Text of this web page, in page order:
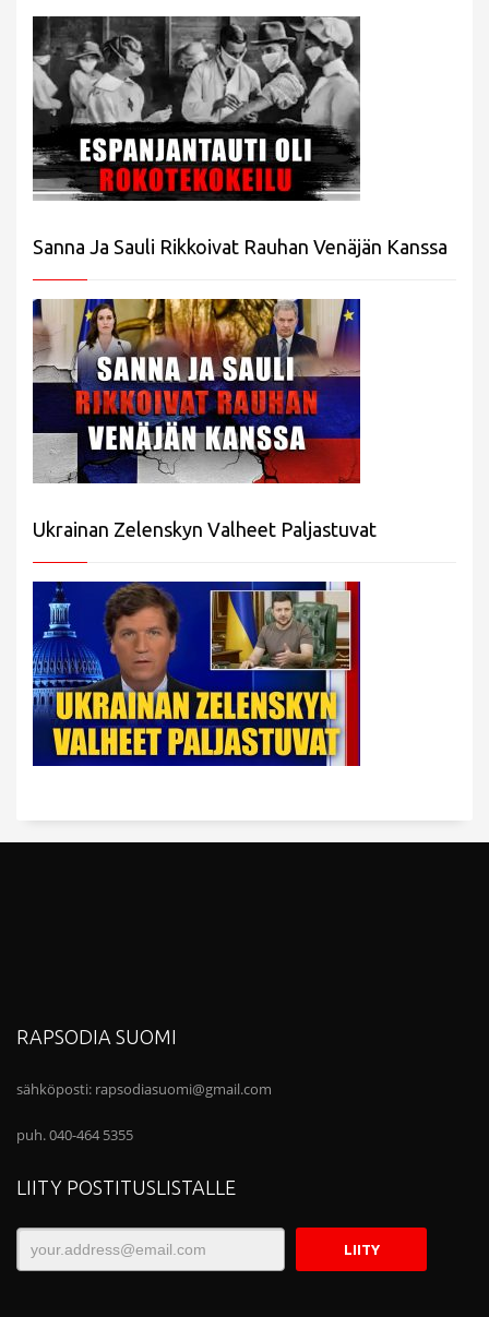
Sanna Ja Sauli Rikkoivat Rauhan Venäjän Kanssa
Ukrainan Zelenskyn Valheet Paljastuvat
RAPSODIA SUOMI
sähköposti: rapsodiasuomi@gmail.com
puh. 040-464 5355
LIITY POSTITUSLISTALLE